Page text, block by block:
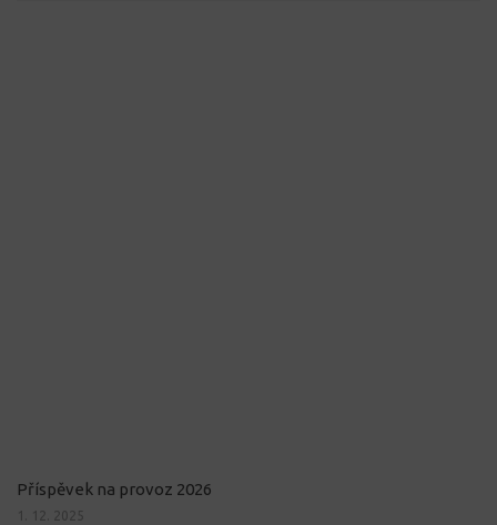
Příspěvek na provoz 2026
1. 12. 2025